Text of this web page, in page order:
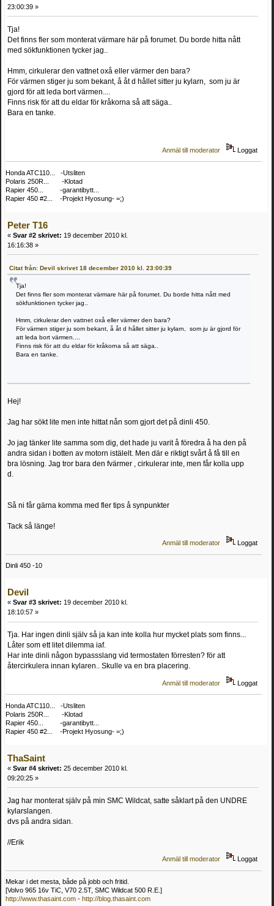
23:00:39 »
Tja!
Det finns fler som monterat värmare här på forumet. Du borde hitta nått
med sökfunktionen tycker jag..
Hmm, cirkulerar den vattnet oxå eller värmer den bara?
För värmen stiger ju som bekant, å åt d hållet sitter ju kylarn, som ju är
gjord för att leda bort värmen....
Finns risk för att du eldar för kråkorna så att säga..
Bara en tanke.
Anmäl till moderator Loggat
Honda ATC110... -Utsliten
Polaris 250R... -Klotad
Rapier 450... -garantibytt...
Rapier 450 #2... -Projekt Hyosung- =;)
Peter T16
« Svar #2 skrivet: 19 december 2010 kl.
16:16:38 »
Citat från: Devil skrivet 18 december 2010 kl. 23:00:39
Tja!
Det finns fler som monterat värmare här på forumet. Du borde hitta nått med
sökfunktionen tycker jag..
Hmm, cirkulerar den vattnet oxå eller värmer den bara?
För värmen stiger ju som bekant, å åt d hållet sitter ju kylarn, som ju är gjord för
att leda bort värmen....
Finns risk för att du eldar för kråkorna så att säga..
Bara en tanke.
Hej!
Jag har sökt lite men inte hittat nån som gjort det på dinli 450.
Jo jag tänker lite samma som dig, det hade ju varit å föredra å ha den på
andra sidan i botten av motorn istälelt. Men där e riktigt svårt å få till en
bra lösning. Jag tror bara den fvärmer , cirkulerar inte, men får kolla upp
d.
Så ni får gärna komma med fler tips å synpunkter
Tack så länge!
Anmäl till moderator Loggat
Dinli 450 -10
Devil
« Svar #3 skrivet: 19 december 2010 kl.
18:10:57 »
Tja. Har ingen dinli själv så ja kan inte kolla hur mycket plats som finns...
Låter som ett litet dilemma iaf.
Har inte dinli någon bypassslang vid termostaten förresten? för att
återcirkulera innan kylaren.. Skulle va en bra placering.
Anmäl till moderator Loggat
Honda ATC110... -Utsliten
Polaris 250R... -Klotad
Rapier 450... -garantibytt...
Rapier 450 #2... -Projekt Hyosung- =;)
ThaSaint
« Svar #4 skrivet: 25 december 2010 kl.
09:20:25 »
Jag har monterat själv på min SMC Wildcat, satte såklart på den UNDRE
kylarslangen.
dvs på andra sidan.
//Erik
Anmäl till moderator Loggat
Mekar i det mesta, både på jobb och fritid.
[Volvo 965 16v TiC, V70 2.5T, SMC Wildcat 500 R.E.]
http://www.thasaint.com - http://blog.thasaint.com